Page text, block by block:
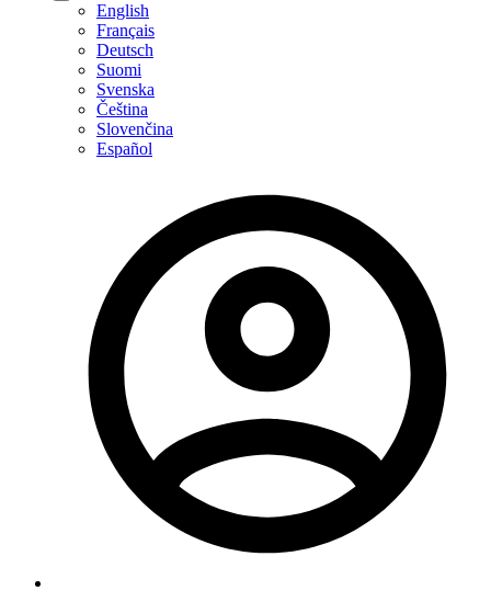
English
Français
Deutsch
Suomi
Svenska
Čeština
Slovenčina
Español